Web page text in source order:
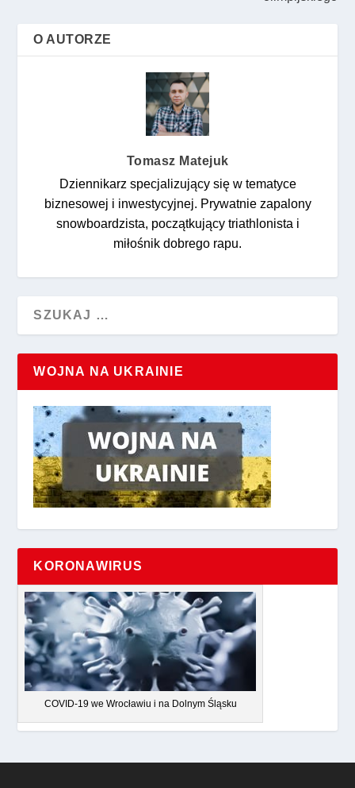
O AUTORZE
Tomasz Matejuk
Dziennikarz specjalizujący się w tematyce
biznesowej i inwestycyjnej. Prywatnie zapalony
snowboardzista, początkujący triathlonista i
miłośnik dobrego rapu.
WOJNA NA UKRAINIE
KORONAWIRUS
COVID-19 we Wrocławiu i na Dolnym Śląsku